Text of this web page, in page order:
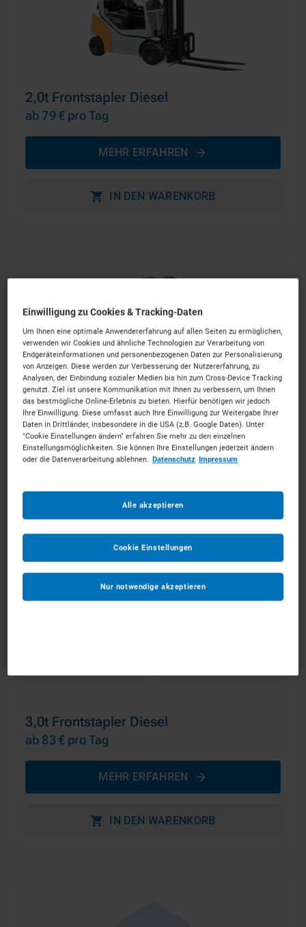
2,0t Frontstapler Diesel
ab 79 € pro Tag
MEHR ERFAHREN
IN DEN WARENKORB
2,5t Frontstapler Diesel
ab 81 €pro Tag
MEHR ERFAHREN
IN DEN WARENKORB
3,0t Frontstapler Diesel
ab 83 € pro Tag
MEHR ERFAHREN
IN DEN WARENKORB
Einwilligung zu Cookies & Tracking-Daten
Um Ihnen eine optimale Anwendererfahrung auf allen Seiten zu ermöglichen,
verwenden wir Cookies und ähnliche Technologien zur Verarbeitung von
Endgeräteinformationen und personenbezogenen Daten zur Personalisierung
von Anzeigen. Diese werden zur Verbesserung der Nutzererfahrung, zu
Analysen, der Einbindung sozialer Medien bis hin zum Cross-Device Tracking
genutzt. Ziel ist unsere Kommunikation mit Ihnen zu verbessern, um Ihnen
das bestmögliche Online-Erlebnis zu bieten. Hierfür benötigen wir jedoch
Ihre Einwilligung. Diese umfasst auch Ihre Einwilligung zur Weitergabe Ihrer
Daten in Drittländer, insbesondere in die USA (z.B. Google Daten). Unter
"Cookie Einstellungen ändern" erfahren Sie mehr zu den einzelnen
Einstellungsmöglichkeiten. Sie können Ihre Einstellungen jederzeit ändern
oder die Datenverarbeitung ablehnen. Datenschutz Impressum
Nur notwendige akzeptieren
Alle akzeptieren
Cookie Einstellungen